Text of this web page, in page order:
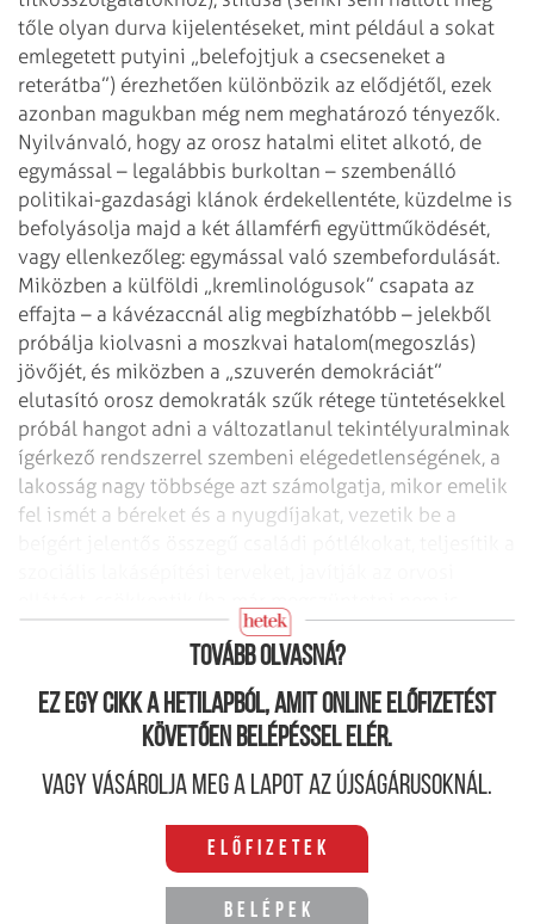
tőle olyan durva kijelentéseket, mint például a sokat
emlegetett putyini „belefojtjuk a csecseneket a
reterátba”) érezhetően különbözik az elődjétől, ezek
azonban magukban még nem meghatározó tényezők.
Nyilvánvaló, hogy az orosz hatalmi elitet alkotó, de
egymással – legalábbis burkoltan – szembenálló
politikai-gazdasági klánok érdekellentéte, küzdelme is
befolyásolja majd a két államférfi együttműködését,
vagy ellenkezőleg: egymással való szembefordulását.
Miközben a külföldi „kremlinológusok” csapata az
effajta – a kávézaccnál alig megbízhatóbb – jelekből
próbálja kiolvasni a moszkvai hatalom(megoszlás)
jövőjét, és miközben a „szuverén demokráciát”
elutasító orosz demokraták szűk rétege tüntetésekkel
próbál hangot adni a változatlanul tekintélyuralminak
ígérkező rendszerrel szembeni elégedetlenségének, a
lakosság nagy többsége azt számolgatja, mikor emelik
fel ismét a béreket és a nyugdíjakat, vezetik be a
tudják) az elképesztő méreteket öltő korrupciót.
Tovább olvasná?
Ez egy cikk a hetilapból, amit online előfizetést
követően belépéssel elér.
Vagy vásárolja meg a lapot az újságárusoknál.
Előfizetek
Belépek